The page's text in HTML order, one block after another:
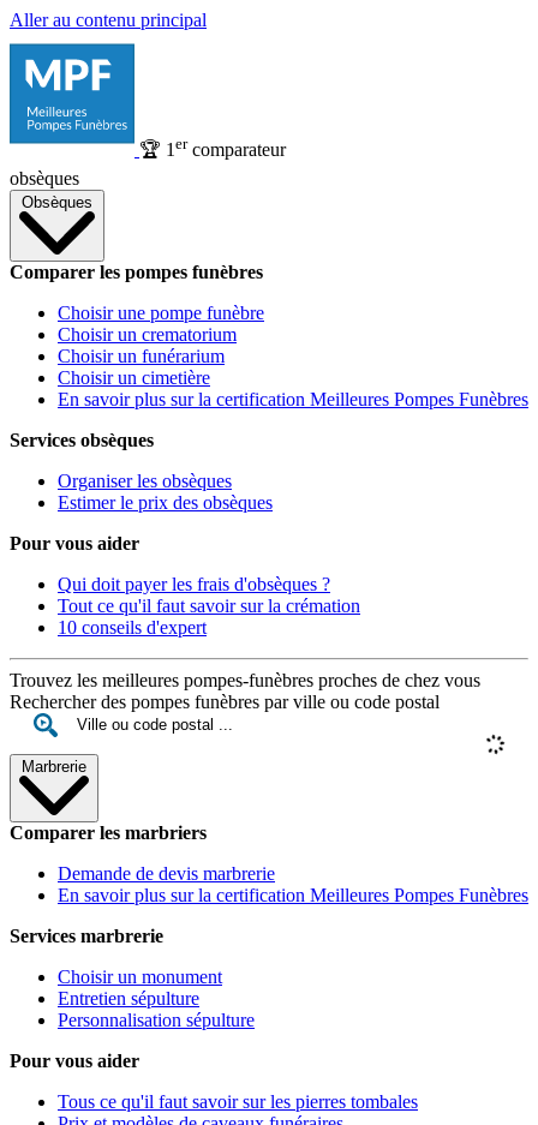
Aller au contenu principal
🏆 1 ercomparateur
obsèques
Obsèques
Comparer les pompes funèbres
Choisir une pompe funèbre
Choisir un crematorium
Choisir un funérarium
Choisir un cimetière
En savoir plus sur la certification Meilleures Pompes Funèbres
Services obsèques
Organiser les obsèques
Estimer le prix des obsèques
Pour vous aider
Qui doit payer les frais d'obsèques ?
Tout ce qu'il faut savoir sur la crémation
10 conseils d'expert
Trouvez les meilleures pompes-funèbres proches de chez vous
Rechercher des pompes funèbres par ville ou code postal
Marbrerie
Comparer les marbriers
Demande de devis marbrerie
En savoir plus sur la certification Meilleures Pompes Funèbres
Services marbrerie
Choisir un monument
Entretien sépulture
Personnalisation sépulture
Pour vous aider
Tous ce qu'il faut savoir sur les pierres tombales